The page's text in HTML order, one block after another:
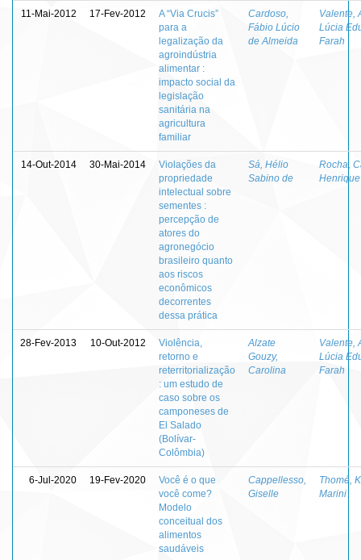
11-Mai-2012 17-Fev-2012
A “Via Crucis”
para a
legalização da
agroindústria
alimentar :
impacto social da
legislação
sanitária na
agricultura
familiar
Cardoso,
Fábio Lúcio
de Almeida
Valente,
Lúcia
Farah
14-Out-2014 30-Mai-2014
Violações da
propriedade
intelectual sobre
sementes :
percepção de
atores do
agronegócio
brasileiro quanto
aos riscos
econômicos
decorrentes
dessa prática
Sá, Hélio
Sabino de
Rocha,
Henrique
28-Fev-2013 10-Out-2012
Violência,
retorno e
reterritorialização
: um estudo de
caso sobre os
camponeses de
El Salado
(Bolívar-
Colômbia)
Alzate
Gouzy,
Carolina
Valente,
Lúcia
Farah
6-Jul-2020 19-Fev-2020
Você é o que
você come?
Modelo
conceitual dos
alimentos
saudáveis
Cappellesso,
Giselle
Thomé,
Marini